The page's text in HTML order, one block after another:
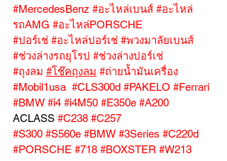
#MercedesBenz #อะไหล่เบนส์ #อะไหล่
รถAMG #อะไหล่PORSCHE
#ปอร์เช่ #อะไหล่ปอร์เช่ #พวงมาลัยเบนส์
#ช่วงล่างรถยุโรป #ช่วงล่างปอร์เช่
#ถุงลม #โช๊คถุงลม #ถ่ายน้ำมันเครื่อง
#Mobil1usa #CLS300d #PAKELO #Ferrari
#BMW #i4 #i4M50 #E350e #A200
ACLASS #C238 #C257
#S300 #S560e #BMW #3Series #C220d
#PORSCHE #718 #BOXSTER #W213